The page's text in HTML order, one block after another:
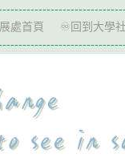
處首頁 ♾️ 回到大學